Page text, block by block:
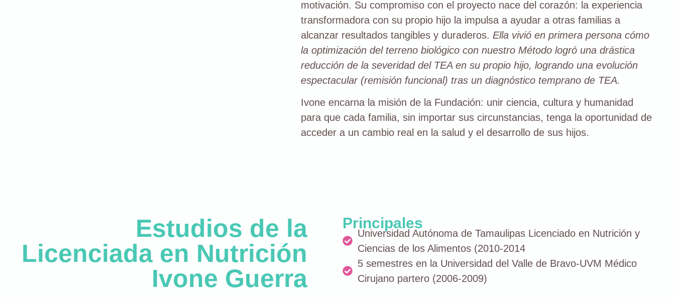
motivación. Su compromiso con el proyecto nace del corazón: la experiencia
transformadora con su propio hijo la impulsa a ayudar a otras familias a
alcanzar resultados tangibles y duraderos. Ella vivió en primera persona cómo
la optimización del terreno biológico con nuestro Método logró una drástica
reducción de la severidad del TEA en su propio hijo, logrando una evolución
espectacular (remisión funcional) tras un diagnóstico temprano de TEA.
Ivone encarna la misión de la Fundación: unir ciencia, cultura y humanidad
para que cada familia, sin importar sus circunstancias, tenga la oportunidad de
acceder a un cambio real en la salud y el desarrollo de sus hijos.
Estudios de la
Licenciada en Nutrición
Ivone Guerra
Principales
Universidad Autónoma de Tamaulipas Licenciado en Nutrición y
Ciencias de los Alimentos (2010-2014
5 semestres en la Universidad del Valle de Bravo-UVM Médico
Cirujano partero (2006-2009)